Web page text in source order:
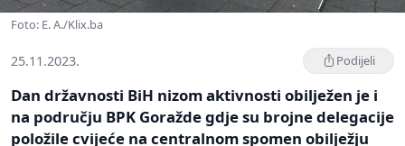
Foto: E. A./Klix.ba
25.11.2023. Podijeli
Dan državnosti BiH nizom aktivnosti obilježen je i
na području BPK Goražde gdje su brojne delegacije
položile cvijeće na centralnom spomen obilježju